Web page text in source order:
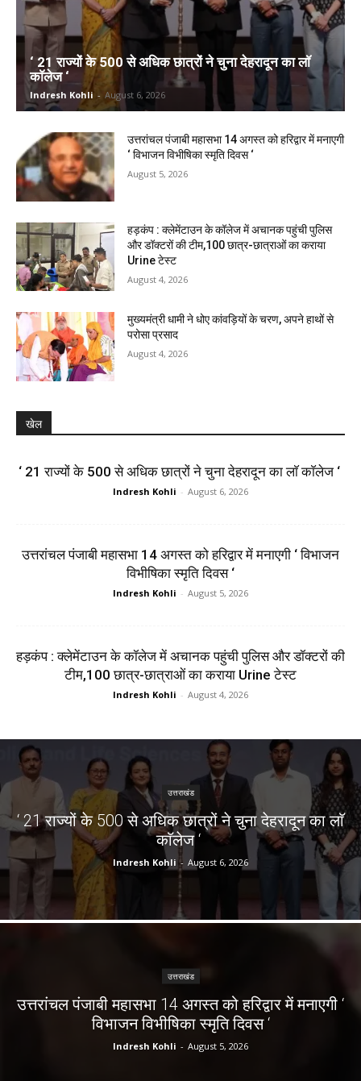
‘ 21 राज्यों के 500 से अधिक छात्रों ने चुना देहरादून का लाॅ
काॅलेज ‘
Indresh Kohli - August 6, 2026
उत्तरांचल पंजाबी महासभा 14 अगस्त को हरिद्वार में मनाएगी
‘ विभाजन विभीषिका स्मृति दिवस ‘
August 5, 2026
हड़कंप : क्लेमेंटाउन के कॉलेज में अचानक पहुंची पुलिस
और डॉक्टरों की टीम,100 छात्र-छात्राओं का कराया
Urine टेस्ट
August 4, 2026
मुख्यमंत्री धामी ने धोए कांवड़ियों के चरण, अपने हाथों से
परोसा प्रसाद
August 4, 2026
खेल
‘ 21 राज्यों के 500 से अधिक छात्रों ने चुना देहरादून का लाॅ काॅलेज ‘
Indresh Kohli - August 6, 2026
उत्तरांचल पंजाबी महासभा 14 अगस्त को हरिद्वार में मनाएगी ‘ विभाजन
विभीषिका स्मृति दिवस ‘
Indresh Kohli - August 5, 2026
हड़कंप : क्लेमेंटाउन के कॉलेज में अचानक पहुंची पुलिस और डॉक्टरों की
टीम,100 छात्र-छात्राओं का कराया Urine टेस्ट
Indresh Kohli - August 4, 2026
उत्तराखंड
‘ 21 राज्यों के 500 से अधिक छात्रों ने चुना देहरादून का लाॅ
काॅलेज ‘
Indresh Kohli - August 6, 2026
उत्तराखंड
उत्तरांचल पंजाबी महासभा 14 अगस्त को हरिद्वार में मनाएगी ‘
विभाजन विभीषिका स्मृति दिवस ‘
Indresh Kohli - August 5, 2026